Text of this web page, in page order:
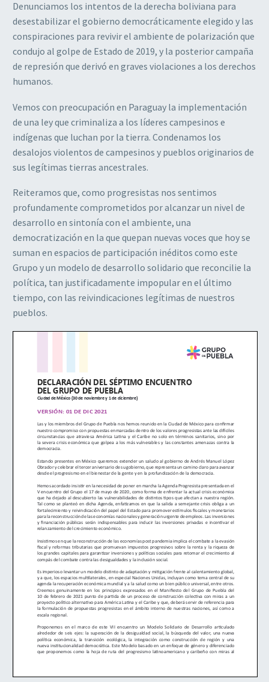
Denunciamos los intentos de la derecha boliviana para
desestabilizar el gobierno democráticamente elegido y las
conspiraciones para revivir el ambiente de polarización que
condujo al golpe de Estado de 2019, y la posterior campaña
de represión que derivó en graves violaciones a los derechos
humanos.
Vemos con preocupación en Paraguay la implementación
de una ley que criminaliza a los líderes campesinos e
indígenas que luchan por la tierra. Condenamos los
desalojos violentos de campesinos y pueblos originarios de
sus legítimas tierras ancestrales.
Reiteramos que, como progresistas nos sentimos
profundamente comprometidos por alcanzar un nivel de
desarrollo en sintonía con el ambiente, una
democratización en la que quepan nuevas voces que hoy se
suman en espacios de participación inéditos como este
Grupo y un modelo de desarrollo solidario que reconcilie la
política, tan justificadamente impopular en el último
tiempo, con las reivindicaciones legítimas de nuestros
pueblos.